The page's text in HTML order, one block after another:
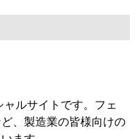
ルサイトです。フェ
、製造業の皆様向けの